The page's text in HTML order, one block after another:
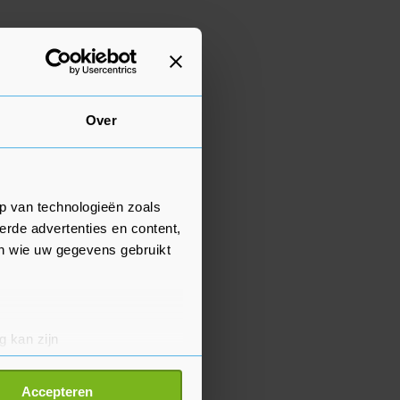
Over
van technologieën zoals
advertenties en content,
wie uw gegevens gebruikt
kan zijn
detailgedeelte
Accepteren